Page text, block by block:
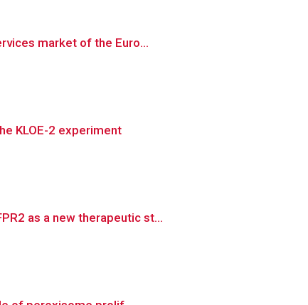
market of the Euro...
KLOE-2 experiment
as a new therapeutic st...